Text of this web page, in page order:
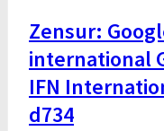
Zensur:
international
IFN
d734